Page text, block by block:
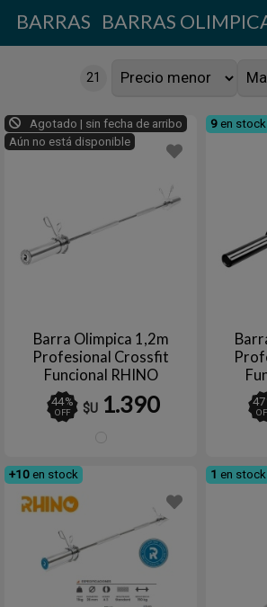
BARRAS BARRAS
21
Agotado | sin fecha de arribo
Aún no está disponible
Barra Olimpica 1,2m
Profesional Crossfit
Funcional RHINO
44%
OFF $U 1.390
9 en stock
47
+10 en stock 1 en stock